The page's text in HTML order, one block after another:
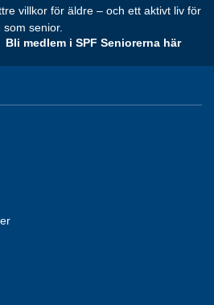
villkor för äldre – och ett aktivt liv för
som senior.
Bli medlem i SPF Seniorerna här